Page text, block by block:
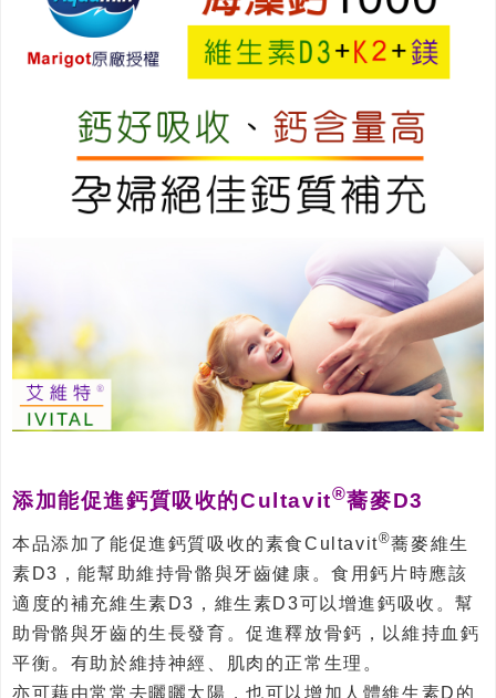
添加能促進鈣質吸收的Cultavit®蕎麥D3
本品添加了能促進鈣質吸收的素食Cultavit®蕎麥維生
素D3，能幫助維持骨骼與牙齒健康。食用鈣片時應該
適度的補充維生素D3，維生素D3可以增進鈣吸收。幫
助骨骼與牙齒的生長發育。促進釋放骨鈣，以維持血鈣
平衡。有助於維持神經、肌肉的正常生理。
亦可藉由常常去曬曬太陽，也可以增加人體維生素D的